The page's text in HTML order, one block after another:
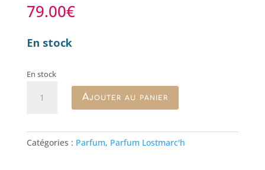
79.00€
En stock
En stock
Eau
Ajouter au panier
Catégories : Parfum, Parfum Lostmarc'h